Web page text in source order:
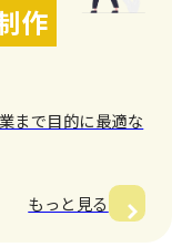
作
まで目的に最適な
もっと見る